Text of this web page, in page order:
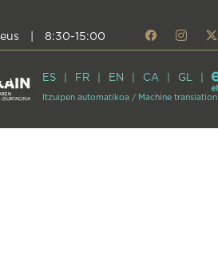
8:30-15:00
ES FR EN CA GL
Itzulpen automatikoa / Machine translation